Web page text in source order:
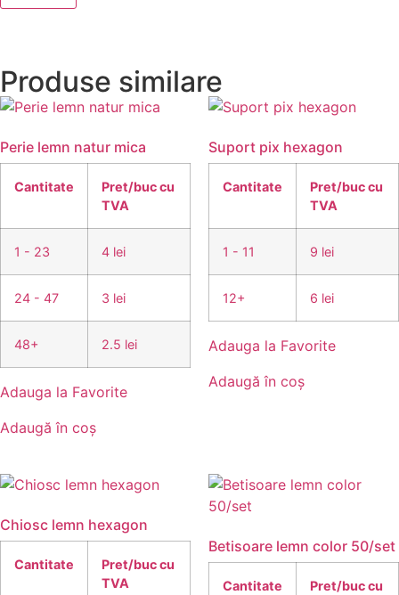
Produse similare
Perie lemn natur mica
Cantitate
Pret/buc cu
TVA
1 - 23 4 lei
24 - 47 3 lei
48+ 2.5 lei
Adauga la Favorite
Adaugă în coș
Suport pix hexagon
Cantitate
Pret/buc cu
TVA
1 - 11 9 lei
12+ 6 lei
Adauga la Favorite
Adaugă în coș
Chiosc lemn hexagon
Cantitate
Pret/buc cu
TVA
Betisoare lemn color 50/set
Cantitate
Pret/buc cu